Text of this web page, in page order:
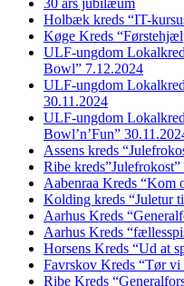
30 års jubilæum
Holbæk kreds “IT-
Køge Kreds
ULF-ungdom
Bowl” 7.12.2024
ULF-ungdom
30.11.2024
ULF-ungdom
Bowl’n’Fun”
Assens kreds
Ribe
Aabenraa Kreds “Kom
Kolding kreds “Juletur
Aarhus Kreds
Aarhus Kreds
Horsens Kreds “Ud at
Favrskov Kreds “Tør vi
Ribe Kreds